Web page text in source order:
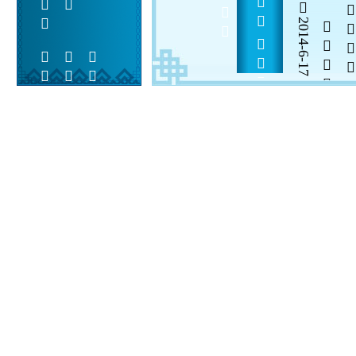
  
2014-6-17